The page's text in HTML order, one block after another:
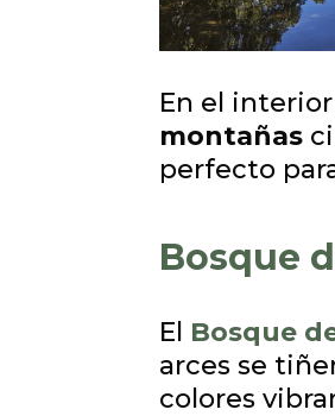
En el
montañas
perfecto
Bosque
El Bosque
arces se
colores